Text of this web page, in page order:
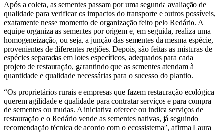
Após a coleta, as sementes passam por uma segunda avaliação de
qualidade para verificar os impactos do transporte e outros possíveis,
exatamente nesse momento de organização feito pelo Redário. A
equipe organiza as sementes por origem e, em seguida, realiza uma
homogeneização, ou seja, a junção das sementes da mesma espécie,
provenientes de diferentes regiões. Depois, são feitas as misturas de
espécies separadas em lotes específicos, adequados para cada
projeto de restauração, garantindo que as sementes atendam à
quantidade e qualidade necessárias para o sucesso do plantio.
“Os proprietários rurais e empresas que fazem restauração ecológica
querem agilidade e qualidade para contratar serviços e para compra
de sementes ou mudas. A iniciativa oferece ou indica serviços de
restauração e o Redário vende as sementes nativas, já seguindo
recomendação técnica de acordo com o ecossistema”, afirma Laura